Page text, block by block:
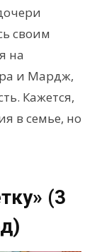
своим
на
и Мардж,
Кажется,
в семье, но
(3